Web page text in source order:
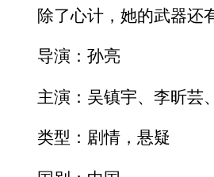
除了心计，她的武器还
导演：孙亮
主演：吴镇宇、李昕芸
类型：剧情，悬疑